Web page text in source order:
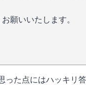
願いいたします。
った点にはハッキリ